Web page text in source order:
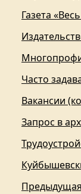
Газета
Часто
Вакансии
Запрос в